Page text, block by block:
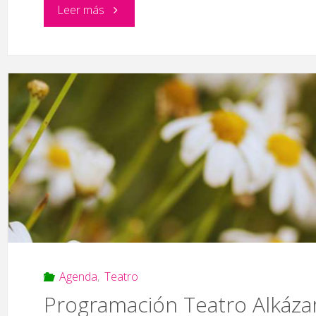
Leer más"Viaje
Oz"
Agenda, Teatro
Programación Teatro